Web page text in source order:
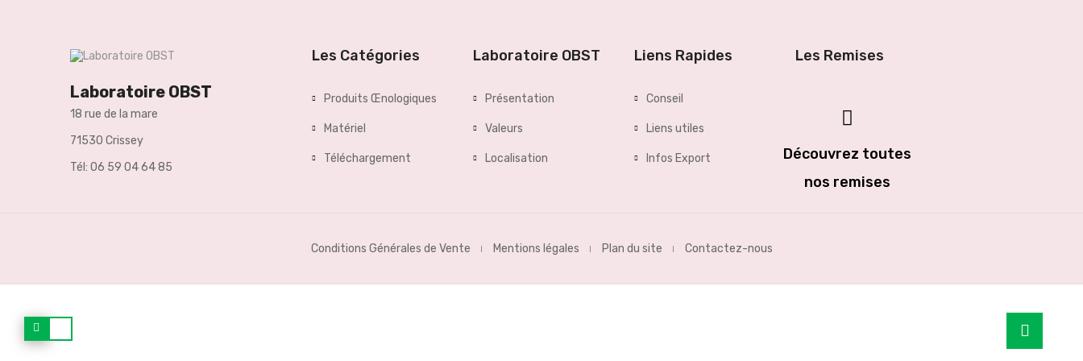
Laboratoire OBST
18 rue de la mare
71530 Crissey
Tél: 06 59 04 64 85
Les Catégories
Produits Œnologiques
Matériel
Téléchargement
Laboratoire OBST
Présentation
Valeurs
Localisation
Liens Rapides
Conseil
Liens utiles
Infos Export
Les Remises
Découvrez toutes
nos remises
Conditions Générales de Vente Mentions légales Plan du site Contactez-nous